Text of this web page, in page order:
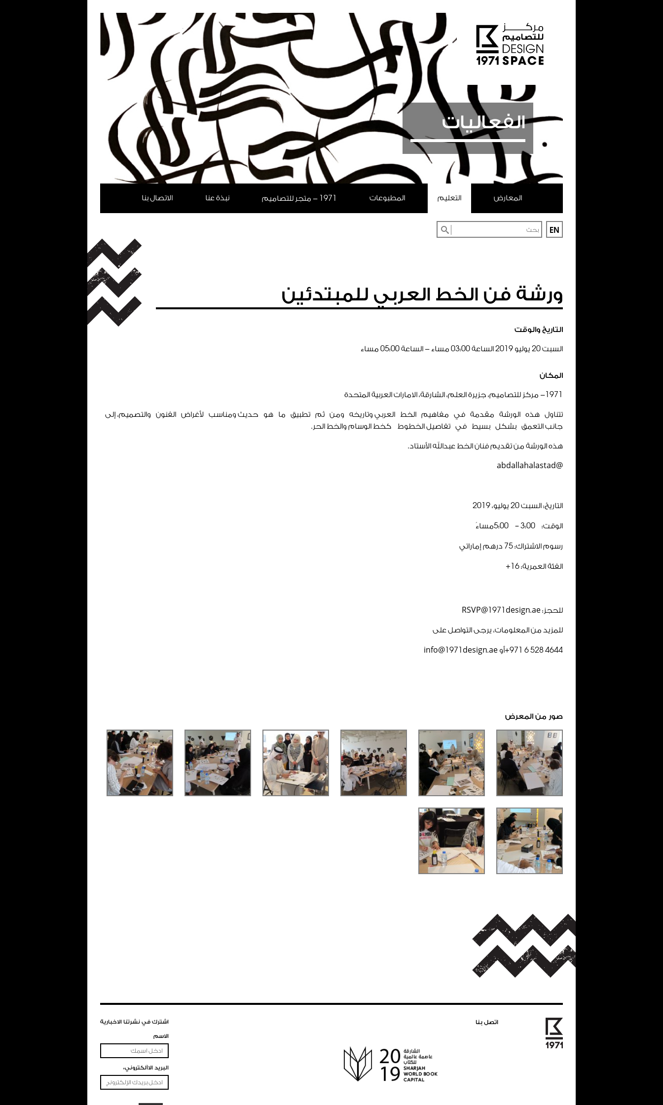
المعارض التعليم المطبوعات 1971 - متجر للتصاميم نبذة عنا الاتصال بنا
الفعاليات
EN
ورشة فن الخط العربي للمبتدئين
التاريخ والوقت
السبت20 يوليو 2019الساعة 03:00 مساء - الساعة 05:00 مساء
المكان
1971 - مركز للتصاميم، جزيرة العلم، الشارقة، الامارات العربية المتحدة
تتناول هذه الورشة مقدمة في مفاهيم الخط العربي وتاريخه ومن ثم تطبيق ما هو حديث ومناسب لأغراض الفنون والتصميم، إلى
جانب التعمق بشكل بسيط في تفاصيل الخطوط كخط الوسام والخط الحر.
هذه الورشة من تقديم فنان الخط عبدالله الأستاد.
@abdallahalastad
التاريخ: السبت20 يوليو،2019
الوقت: 3:00
–
5:00 مساءً
رسوم الاشتراك:75 درهم إماراتي
الفئة العمرية:16
+
للحجز: RSVP@ 1971 design.ae
للمزيد من المعلومات، يرجى التواصل على
4644
528
6
971+أو info@ 1971 design.ae
صور من المعرض
اتصل بنا اشترك في نشرتنا الاخبارية
الاسم
البريد الاآلكتروني*